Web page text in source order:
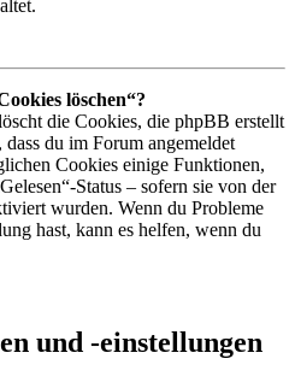
löschen“?
die Cookies, die phpBB erstellt
du im Forum angemeldet
Cookies einige Funktionen,
Status – sofern sie von der
wurden. Wenn du Probleme
hast, kann es helfen, wenn du
und -einstellungen